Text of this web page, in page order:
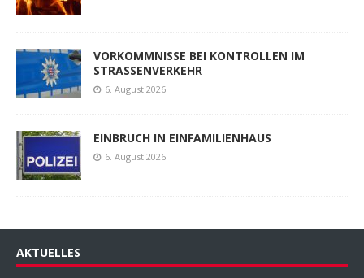
VORKOMMNISSE BEI KONTROLLEN IM
STRASSENVERKEHR
6. August 2026
EINBRUCH IN EINFAMILIENHAUS
6. August 2026
AKTUELLES